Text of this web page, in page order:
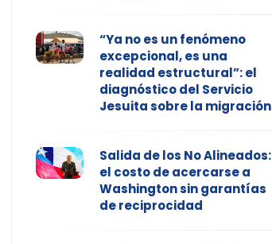
“Ya no es un fenómeno
excepcional, es una
realidad estructural”: el
diagnóstico del Servicio
Jesuita sobre la migración
Salida de los No Alineados:
el costo de acercarse a
Washington sin garantías
de reciprocidad